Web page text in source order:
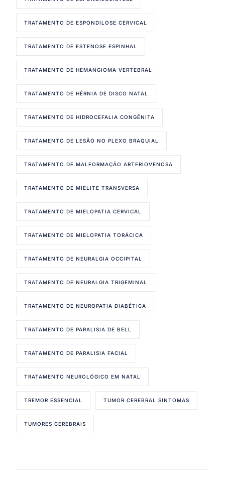
TRATAMENTO DE ESPONDILOSE CERVICAL
TRATAMENTO DE ESTENOSE ESPINHAL
TRATAMENTO DE HEMANGIOMA VERTEBRAL
TRATAMENTO DE HÉRNIA DE DISCO NATAL
TRATAMENTO DE HIDROCEFALIA CONGÊNITA
TRATAMENTO DE LESÃO NO PLEXO BRAQUIAL
TRATAMENTO DE MALFORMAÇÃO ARTERIOVENOSA
TRATAMENTO DE MIELITE TRANSVERSA
TRATAMENTO DE MIELOPATIA CERVICAL
TRATAMENTO DE MIELOPATIA TORÁCICA
TRATAMENTO DE NEURALGIA OCCIPITAL
TRATAMENTO DE NEURALGIA TRIGEMINAL
TRATAMENTO DE NEUROPATIA DIABÉTICA
TRATAMENTO DE PARALISIA DE BELL
TRATAMENTO DE PARALISIA FACIAL
TRATAMENTO NEUROLÓGICO EM NATAL
TREMOR ESSENCIAL TUMOR CEREBRAL SINTOMAS
TUMORES CEREBRAIS